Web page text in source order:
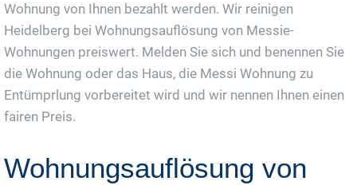
Wohnung von Ihnen bezahlt werden. Wir reinigen
Heidelberg bei Wohnungsauflösung von Messie-
Wohnungen preiswert. Melden Sie sich und benennen Sie
die Wohnung oder das Haus, die Messi Wohnung zu
Entümprlung vorbereitet wird und wir nennen Ihnen einen
fairen Preis.
Wohnungsauflösung von